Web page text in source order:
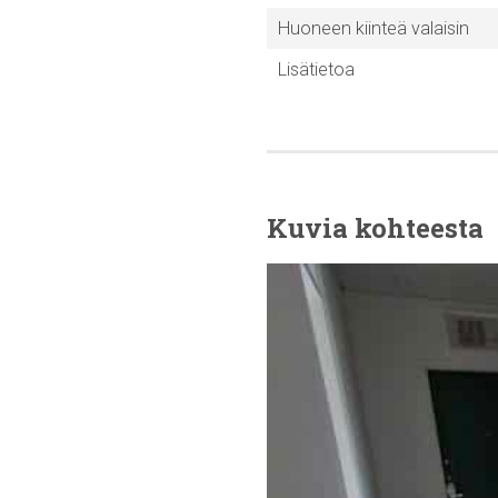
Huoneen kiinteä valaisin
Lisätietoa
Kuvia kohteesta